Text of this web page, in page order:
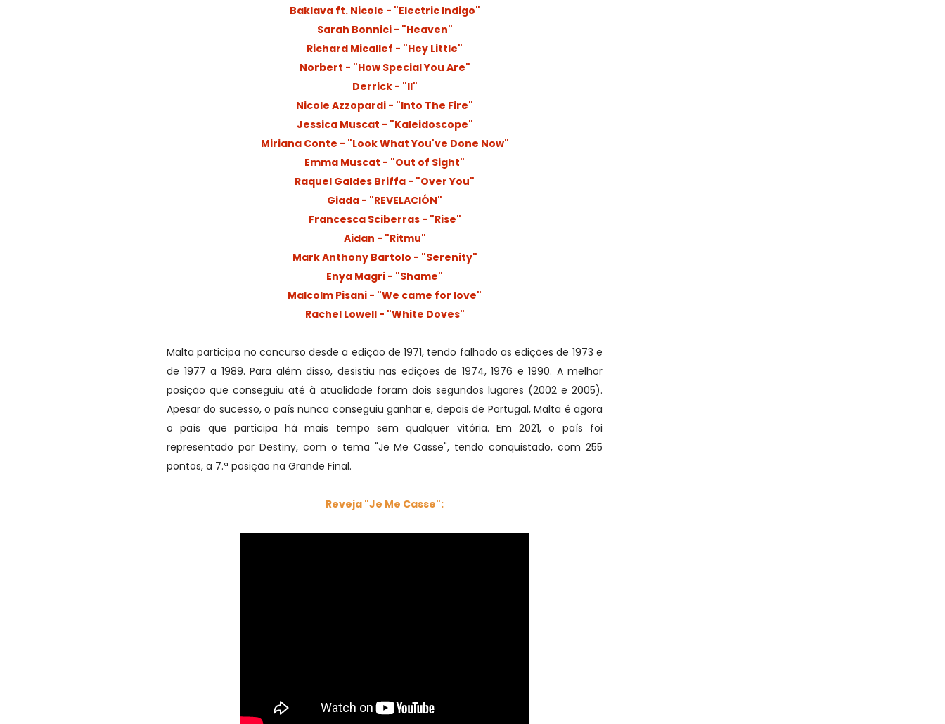
Baklava ft. Nicole - "Electric Indigo"
Sarah Bonnici - "Heaven"
Richard Micallef - "Hey Little"
Norbert - "How Special You Are"
Derrick - "II"
Nicole Azzopardi - "Into The Fire"
Jessica Muscat - "Kaleidoscope"
Miriana Conte - "Look What You've Done Now"
Emma Muscat - "Out of Sight"
Raquel Galdes Briffa - "Over You"
Giada - "REVELACIÓN"
Francesca Sciberras - "Rise"
Aidan - "Ritmu"
Mark Anthony Bartolo - "Serenity"
Enya Magri - "Shame"
Malcolm Pisani - "We came for love"
Rachel Lowell - "White Doves"
Malta participa no concurso desde a edição de 1971, tendo falhado as edições de 1973 e
de 1977 a 1989. Para além disso, desistiu nas edições de 1974, 1976 e 1990. A melhor
posição que conseguiu até à atualidade foram dois segundos lugares (2002 e 2005).
Apesar do sucesso, o país nunca conseguiu ganhar e, depois de Portugal, Malta é agora
o país que participa há mais tempo sem qualquer vitória. Em 2021, o país foi
representado por Destiny, com o tema "Je Me Casse", tendo conquistado, com 255
pontos, a 7.ª posição na Grande Final.
Reveja "Je Me Casse":